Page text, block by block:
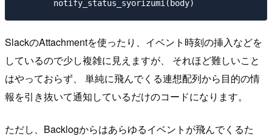
SlackのAttachmentを使ったり、イベント時刻の挿入などを
しているので少し複雑に見えますが、 それほど難しいこと
はやっておらず、 単純に飛んでくる連想配列から目的の情
報を引き抜いて通知しているだけのコードになります。
ただし、Backlogからはあらゆるイベントが飛んでくるた